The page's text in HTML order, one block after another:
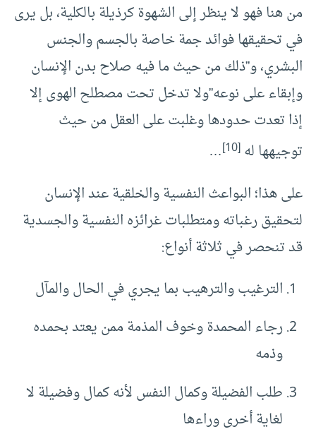
من هنا فهو لا ينظر إلى الشهوة كرذيلة بالكلية، بل يرى
في تحقيقها فوائد جمة خاصة بالجسم والجنس
البشري، و”ذلك من حيث ما فيه صلاح بدن الإنسان
وإبقاء على نوعه”ولا تدخل تحت مصطلح الهوى إلا
إذا تعدت حدودها وغلبت على العقل من حيث
توجيهها له [10]
…
على هذا؛ البواعث النفسية والخلقية عند الإنسان
لتحقيق رغباته ومتطلبات غرائزه النفسية والجسدية
قد تنحصر في ثلاثة أنواع:
الترغيب والترهيب بما يجري في الحال والمآل
رجاء المحمدة وخوف المذمة ممن يعتد بحمده
وذمه
طلب الفضيلة وكمال النفس لأنه كمال وفضيلة لا
لغاية أخرى وراءها